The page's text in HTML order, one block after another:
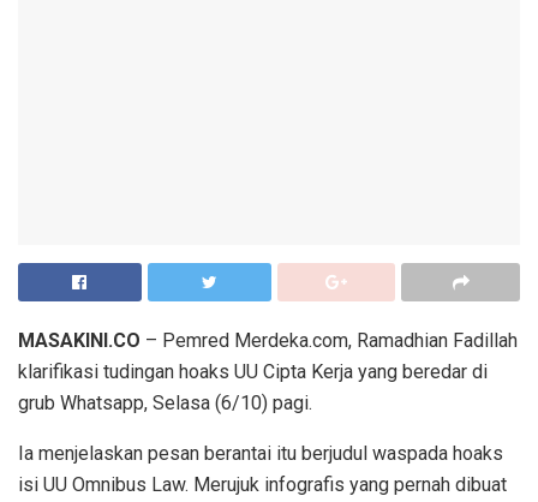
MASAKINI.CO – Pemred Merdeka.com, Ramadhian Fadillah
klarifikasi tudingan hoaks UU Cipta Kerja yang beredar di
grub Whatsapp, Selasa (6/10) pagi.
Ia menjelaskan pesan berantai itu berjudul waspada hoaks
isi UU Omnibus Law. Merujuk infografis yang pernah dibuat